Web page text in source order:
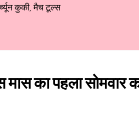
कुकी, मैच टूल्स
का पहला सोमवार